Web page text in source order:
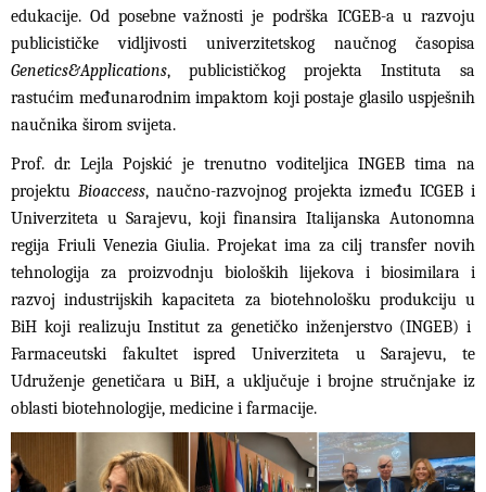
edukacije. Od posebne važnosti je podrška ICGEB-a u razvoju
publicističke vidljivosti univerzitetskog naučnog časopisa
Genetics&Applications, publicističkog projekta Instituta sa
rastućim međunarodnim impaktom koji postaje glasilo uspješnih
naučnika širom svijeta.
Prof. dr. Lejla Pojskić je trenutno voditeljica INGEB tima na
projektu Bioaccess, naučno-razvojnog projekta između ICGEB i
Univerziteta u Sarajevu, koji finansira Italijanska Autonomna
regija Friuli Venezia Giulia. Projekat ima za cilj transfer novih
tehnologija za proizvodnju bioloških lijekova i biosimilara i
razvoj industrijskih kapaciteta za biotehnološku produkciju u
BiH koji realizuju Institut za genetičko inženjerstvo (INGEB) i
Farmaceutski fakultet ispred Univerziteta u Sarajevu, te
Udruženje genetičara u BiH, a uključuje i brojne stručnjake iz
oblasti biotehnologije, medicine i farmacije.